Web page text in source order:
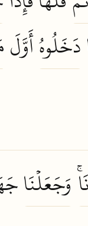
دَخَلُوهُأَوَّلَ
وَجَعَلۡنَا